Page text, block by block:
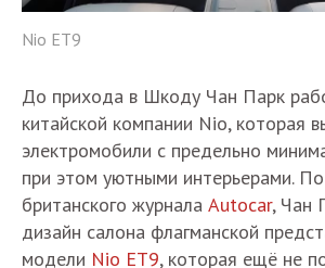
Nio ET9
До прихода в Шкоду Чан Парк
китайской компании Nio, которая
электромобили с предельно
при этом уютными интерьерами.
британского журнала Autocar, Чан
дизайн салона флагманской
модели Nio ET9, которая ещё не